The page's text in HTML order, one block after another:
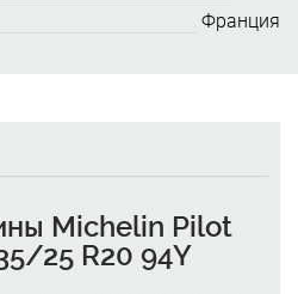
Франция
Michelin Pilot
25 R20 94Y